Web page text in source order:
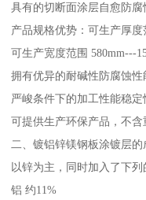
具有的切断面涂层自愈防腐
产品规格优势：可生产厚度
可生产宽度范围 580mm---
拥有优异的耐碱性防腐蚀
严峻条件下的加工性能稳
可提供生产环保产品，不
二、镀铝锌镁钢板涂镀层的
以锌为主，同时加入了下列
铝 约11%